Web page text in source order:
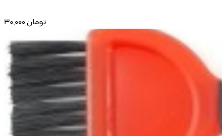
30,000 تومان